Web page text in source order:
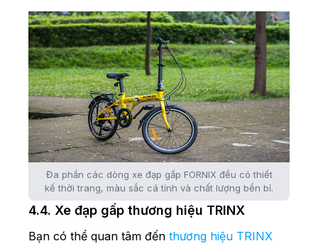
Đa phần các dòng xe đạp gấp FORNIX đều có thiết
kế thời trang, màu sắc cá tính và chất lượng bền bỉ.
4.4. Xe đạp gấp thương hiệu TRINX
Bạn có thể quan tâm đến thương hiệu TRINX